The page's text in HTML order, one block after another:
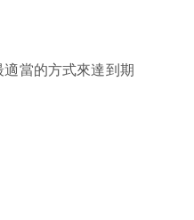
當的方式來達到期